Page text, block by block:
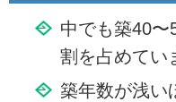
中でも築40
割を占めてい
築年数が浅い